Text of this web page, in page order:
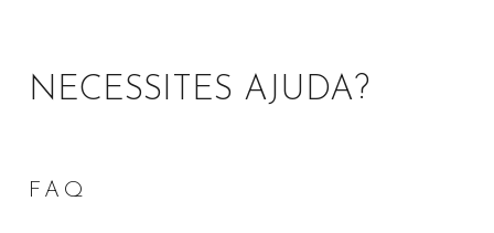
NECESSITES AJUDA?
FAQ